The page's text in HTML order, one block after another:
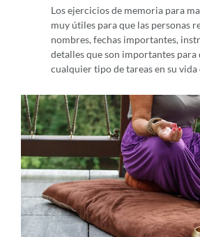
Los ejercicios de memoria para
muy útiles para que las personas
nombres, fechas importantes,
detalles que son importantes para
cualquier tipo de tareas en su